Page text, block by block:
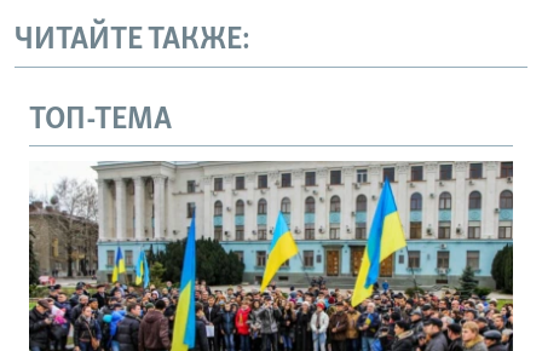
ЧИТАЙТЕ ТАКЖЕ:
ТОП-ТЕМА